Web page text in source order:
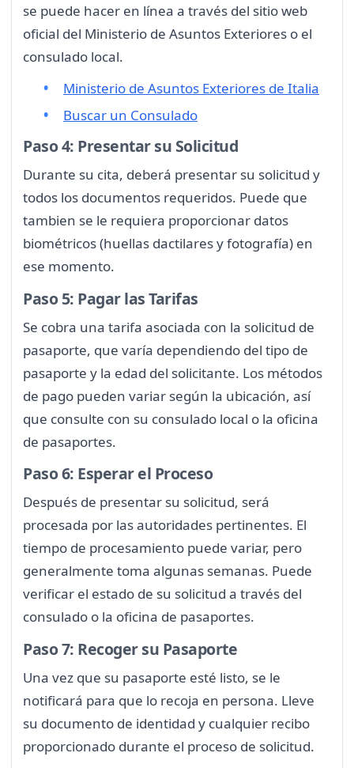
se puede hacer en línea a través del sitio web
oficial del Ministerio de Asuntos Exteriores o el
consulado local.
Ministerio de Asuntos Exteriores de Italia
Buscar un Consulado
Paso 4: Presentar su Solicitud
Durante su cita, deberá presentar su solicitud y
todos los documentos requeridos. Puede que
tambien se le requiera proporcionar datos
biométricos (huellas dactilares y fotografía) en
ese momento.
Paso 5: Pagar las Tarifas
Se cobra una tarifa asociada con la solicitud de
pasaporte, que varía dependiendo del tipo de
pasaporte y la edad del solicitante. Los métodos
de pago pueden variar según la ubicación, así
que consulte con su consulado local o la oficina
de pasaportes.
Paso 6: Esperar el Proceso
Después de presentar su solicitud, será
procesada por las autoridades pertinentes. El
tiempo de procesamiento puede variar, pero
generalmente toma algunas semanas. Puede
verificar el estado de su solicitud a través del
consulado o la oficina de pasaportes.
Paso 7: Recoger su Pasaporte
Una vez que su pasaporte esté listo, se le
notificará para que lo recoja en persona. Lleve
su documento de identidad y cualquier recibo
proporcionado durante el proceso de solicitud.